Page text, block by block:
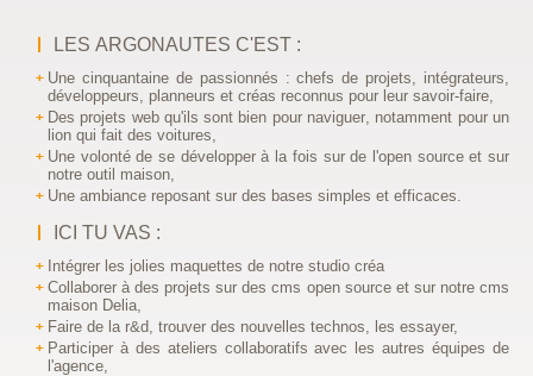
LES ARGONAUTES C'EST :
Une cinquantaine de passionnés : chefs de projets, intégrateurs,
développeurs, planneurs et créas reconnus pour leur savoir-faire,
Des projets web qu'ils sont bien pour naviguer , notamment pour un
lion qui fait des voitures,
Une volonté de se développer à la fois sur de l'open source et sur
notre outil maison,
Une ambiance reposant sur des bases simples et efficaces.
ICI TU VAS :
Intégrer les jolies maquettes de notre studio créa
Collaborer à des projets sur des cms open source et sur notre cms
maison Delia,
Faire de la r&d, trouver des nouvelles technos, les essayer,
Participer à des ateliers collaboratifs avec les autres équipes de
l'agence,